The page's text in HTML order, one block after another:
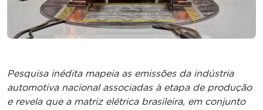
Pesquisa inédita mapeia as emissões da indústria
automotiva nacional associadas à etapa de produção
e revela que a matriz elétrica brasileira, em conjunto